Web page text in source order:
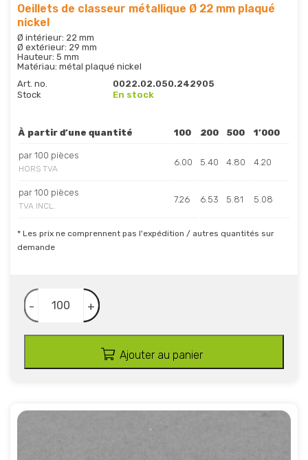
Oeillets de classeur métallique Ø 22 mm plaqué
nickel
Ø intérieur: 22 mm
Ø extérieur: 29 mm
Hauteur: 5 mm
Matériau: métal plaqué nickel
Art. no.
0022.02.050.242905
Stock
En stock
À partir d’une quantité 100 200 500 1’000
par 100 pièces
HORS TVA
6.00 5.40 4.80 4.20
par 100 pièces
TVA INCL.
7.26 6.53 5.81 5.08
* Les prix ne comprennent pas l'expédition / autres quantités sur
demande
- +
Ajouter au panier